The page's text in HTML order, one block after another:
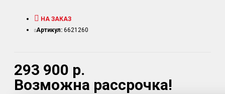
293 900 р.
Возможна рассрочка!
НА ЗАКАЗ
Артикул: 6621260